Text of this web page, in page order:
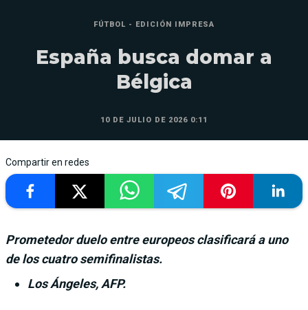
FÚTBOL - EDICIÓN IMPRESA
España busca domar a
Bélgica
10 DE JULIO DE 2026 0:11
Compartir en redes
Prometedor duelo entre europeos clasificará a uno
de los cuatro semifinalistas.
Los Ángeles, AFP.